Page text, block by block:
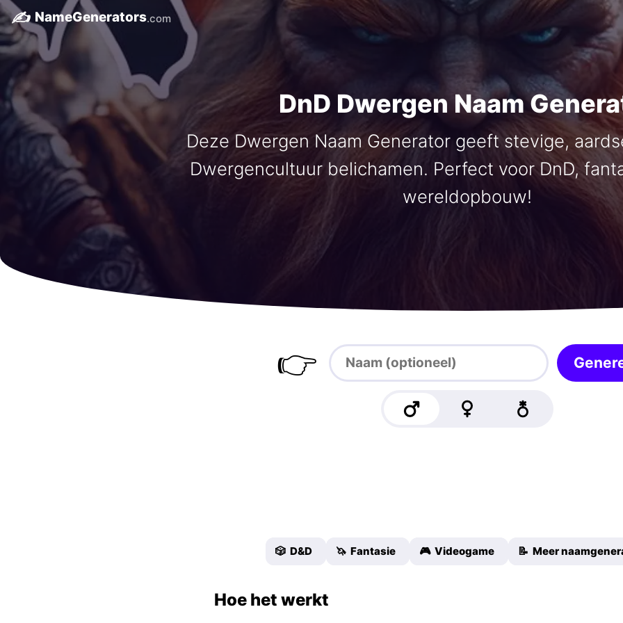
✍️ NameGenerators.com
DnD Dwergen Naam
Deze Dwergen Naam Generator geeft stevige,
Dwergencultuur belichamen. Perfect voor DnD,
wereldopbouw!
👉
🎲 D&D 🦄 Fantasie 🎮 Videogame 📝 Meer
Hoe het werkt